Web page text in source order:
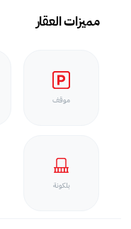
مميزات العقار
موقف
بلكونة